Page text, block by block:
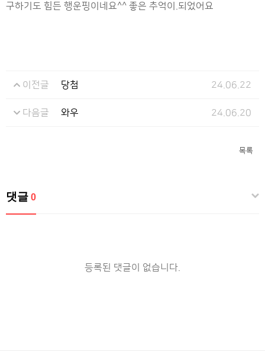
구하기도 힘든 행운핑이네요^^ 좋은 추억이.되었어요
이전글 당첨 24.06.22
다음글 와우 24.06.20
목록
댓글 0
등록된 댓글이 없습니다.